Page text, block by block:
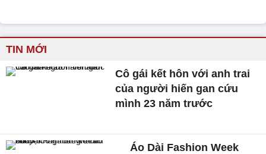
TIN MỚI
Cô gái kết hôn với anh trai
của người hiến gan cứu
mình 23 năm trước
Áo Dài Fashion Week